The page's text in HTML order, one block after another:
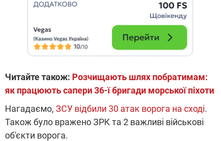
Читайте також: Розчищають шлях побратимам:
як працюють сапери 36-ї бригади морської піхоти
Нагадаємо, ЗСУ відбили 30 атак ворога на сході.
Також було вражено ЗРК та 2 важливі військові
об'єкти ворога.